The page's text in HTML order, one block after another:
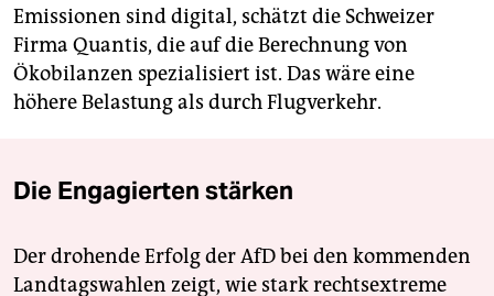
Emissionen sind digital, schätzt die Schweizer
Firma Quantis, die auf die Berechnung von
Ökobilanzen spezialisiert ist. Das wäre eine
höhere Belastung als durch Flugverkehr.
Die Engagierten stärken
Der drohende Erfolg der AfD bei den kommenden
Landtagswahlen zeigt, wie stark rechtsextreme